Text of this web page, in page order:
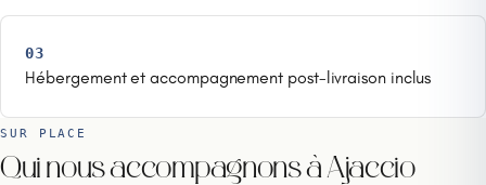
03
Hébergement et accompagnement post-livraison inclus
SUR PLACE
Qui nous accompagnons à Ajaccio